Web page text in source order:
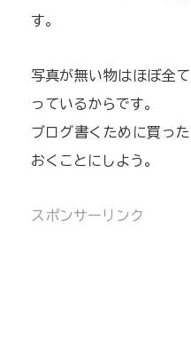
す。
写真が無い物はほぼ全
っているからです。
ブログ書くために買っ
おくことにしよう。
スポンサーリンク